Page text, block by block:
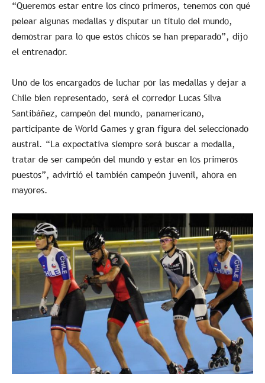
“Queremos estar entre los cinco primeros, tenemos con qué
pelear algunas medallas y disputar un título del mundo,
demostrar para lo que estos chicos se han preparado”, dijo
el entrenador.
Uno de los encargados de luchar por las medallas y dejar a
Chile bien representado, será el corredor Lucas Silva
Santibáñez, campeón del mundo, panamericano,
participante de World Games y gran figura del seleccionado
austral. “La expectativa siempre será buscar a medalla,
tratar de ser campeón del mundo y estar en los primeros
puestos”, advirtió el también campeón juvenil, ahora en
mayores.